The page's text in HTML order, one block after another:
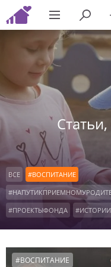
ВСЕ
#ВОСПИТАНИЕ
#ПРОЕКТЫФОНДА
#ПОДРОСТКИ
#КОНСУЛЬТАЦИИРОДИТЕЛЕЙ
#ДЕТИСИРОТЫ
#ОФОНДЕ
#ВОСПИТАНИЕ